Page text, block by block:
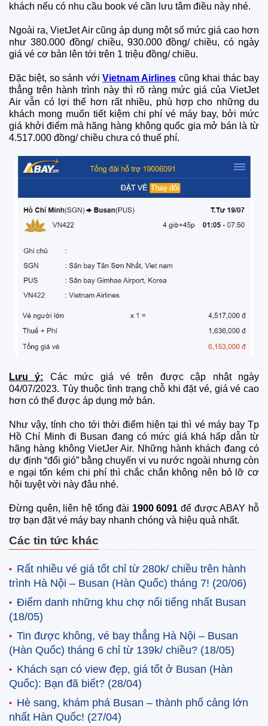
khách nếu có nhu cầu book vé cần lưu tâm điều này nhé.
Ngoài ra, VietJet Air cũng áp dụng một số mức giá cao hơn
như 380.000 đồng/ chiều, 930.000 đồng/ chiều, có ngày
giá vé cơ bản lên tới trên 1 triệu đồng/ chiều.
Đặc biệt, so sánh với Vietnam Airlines cũng khai thác bay
thẳng trên hành trình này thì rõ ràng mức giá của VietJet
Air vẫn có lợi thế hơn rất nhiều, phù hợp cho những du
khách mong muốn tiết kiệm chi phí vé máy bay, bởi mức
giá khởi điểm mà hãng hàng không quốc gia mở bán là từ
4.517.000 đồng/ chiều chưa có thuế phí.
Lưu ý: Các mức giá vé trên được cập nhật ngày
04/07/2023. Tùy thuộc tình trạng chỗ khi đặt vé, giá vé cao
hơn có thể được áp dụng mở bán.
Như vậy, tính cho tới thời điểm hiện tại thì vé máy bay Tp
Hồ Chí Minh đi Busan đang có mức giá khá hấp dẫn từ
hãng hàng không VietJer Air. Những hành khách đang có
dự định “đổi gió” bằng chuyến vi vu nước ngoài nhưng còn
e ngại tốn kém chi phí thì chắc chắn không nên bỏ lỡ cơ
hội tuyệt vời này đâu nhé.
Đừng quên, liên hệ tổng đài 1900 6091 để được ABAY hỗ
trợ bạn đặt vé máy bay nhanh chóng và hiệu quả nhất.
Các tin tức khác
Rất nhiều vé giá tốt chỉ từ 280k/ chiều trên hành
trình Hà Nội – Busan (Hàn Quốc) tháng 7! (20/06)
Điểm danh những khu chợ nổi tiếng nhất Busan
(18/05)
Tin được không, vé bay thẳng Hà Nội – Busan
(Hàn Quốc) tháng 6 chỉ từ 139k/ chiều? (18/05)
Khách sạn có view đẹp, giá tốt ở Busan (Hàn
Quốc): Bạn đã biết? (28/04)
Hè sang, khám phá Busan – thành phố cảng lớn
nhất Hàn Quốc! (27/04)